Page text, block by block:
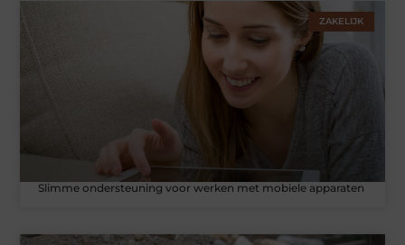
ZAKELIJK
Slimme ondersteuning voor werken met mobiele apparaten